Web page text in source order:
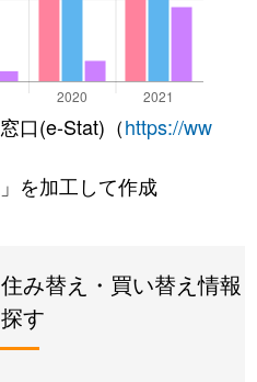
口(e-Stat)（https://ww
を加工して作成
み替え・買い替え情報
す